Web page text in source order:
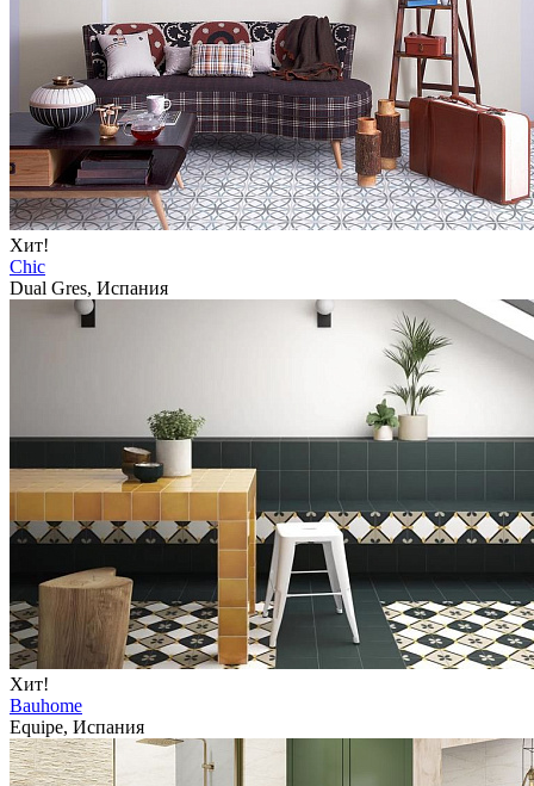
Хит!
Chic
Dual Gres, Испания
Хит!
Bauhome
Equipe, Испания